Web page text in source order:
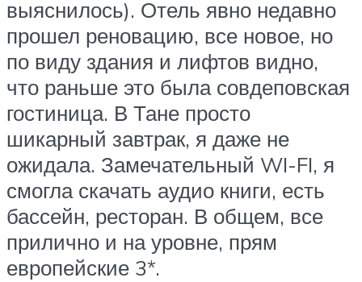
выяснилось). Отель явно недавно
прошел реновацию, все новое, но
по виду здания и лифтов видно,
что раньше это была совдеповская
гостиница. В Тане просто
шикарный завтрак, я даже не
ожидала. Замечательный WI-FI, я
смогла скачать аудио книги, есть
бассейн, ресторан. В общем, все
прилично и на уровне, прям
европейские 3*.